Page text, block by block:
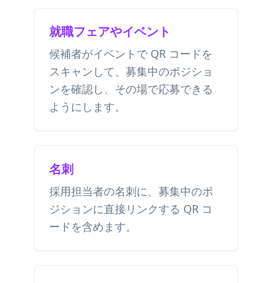
就職フェアやイベント
候補者がイベントで QR コードを
スキャンして、募集中のポジショ
ンを確認し、その場で応募できる
ようにします。
名刺
採用担当者の名刺に、募集中のポ
ジションに直接リンクする QR コ
ードを含めます。